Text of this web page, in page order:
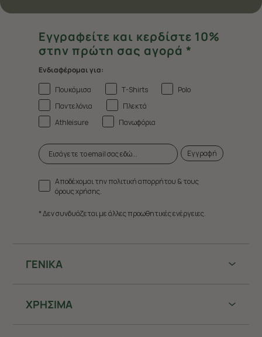
ΓΕΝΙΚΑ
ΧΡHΣΙΜΑ
Εγγραφείτε και κερδίστε 10%
στην πρώτη σας αγορά *
Ενδιαφέρομαι για:
Πουκάμισα
T-Shirts
Polo
Παντελόνια
Πλεκτά
Athleisure
Πανωφόρια
Εγγραφή
Αποδέχομαι την πολιτική απορρήτου & τους
όρους χρήσης.
* Δεν συνδυάζεται με άλλες προωθητικές ενέργειες.